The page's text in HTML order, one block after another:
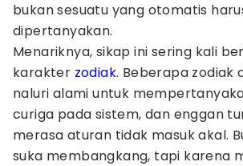
bukan sesuatu yang otomatis
dipertanyakan.
Menariknya, sikap ini sering kali
karakter zodiak. Beberapa zodiak
naluri alami untuk
curiga pada sistem, dan enggan
merasa aturan tidak masuk akal.
suka membangkang, tapi karena